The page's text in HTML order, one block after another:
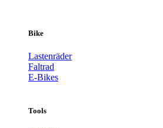
Bike
Lastenräder
Faltrad
E-Bikes
Tools